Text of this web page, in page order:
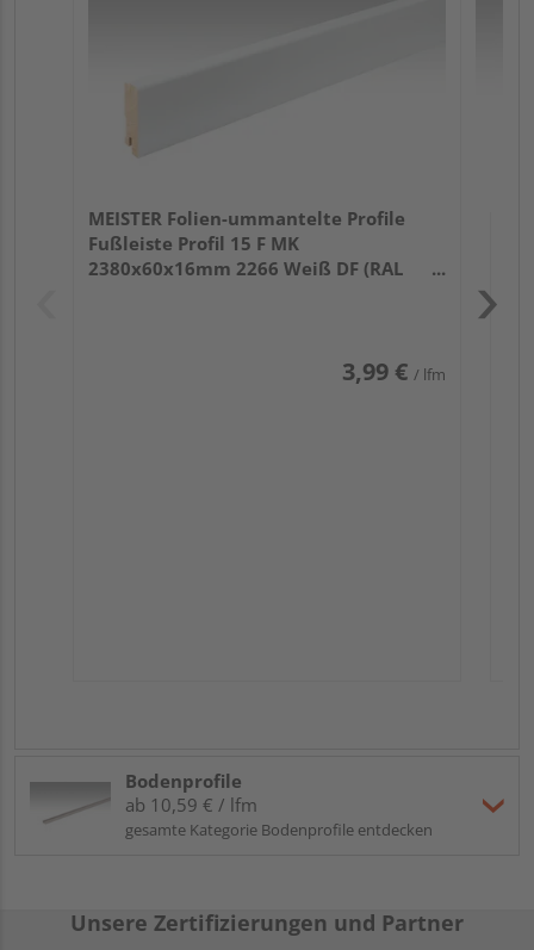
MEISTER Folien-ummantelte Profile
Fußleiste Profil 15 F MK
2380x60x16mm 2266 Weiß DF (RAL
3,99 € / lfm
Bodenprofile
ab 10,59 € / lfm
gesamte Kategorie Bodenprofile entdecken
Unsere Zertifizierungen und Partner